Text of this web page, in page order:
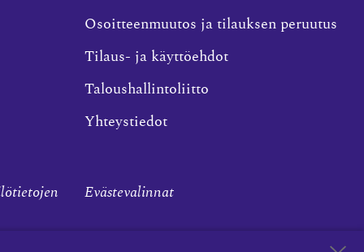
Osoitteenmuutos ja tilauksen peruutus
Tilaus- ja käyttöehdot
Taloushallintoliitto
Yhteystiedot
Evästevalinnat